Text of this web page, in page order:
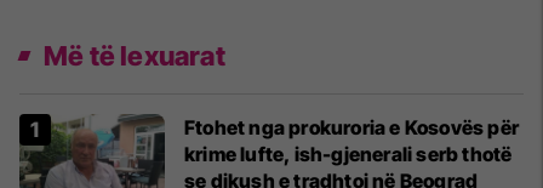
Më të lexuarat
Ftohet nga prokuroria e Kosovës për
krime lufte, ish-gjenerali serb thotë
se dikush e tradhtoi në Beograd